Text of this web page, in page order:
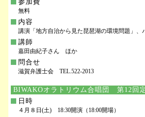
参加費
無料
内容
講演「地方自治から見た琵琶湖の環境問題」、
講師
嘉田由紀子さん ほか
問合せ
滋賀弁護士会 TEL.522-2013
BIWAKOオラトリウム合唱団 第12回
日時
４月８日(土) 18:30開演（18:00開場）